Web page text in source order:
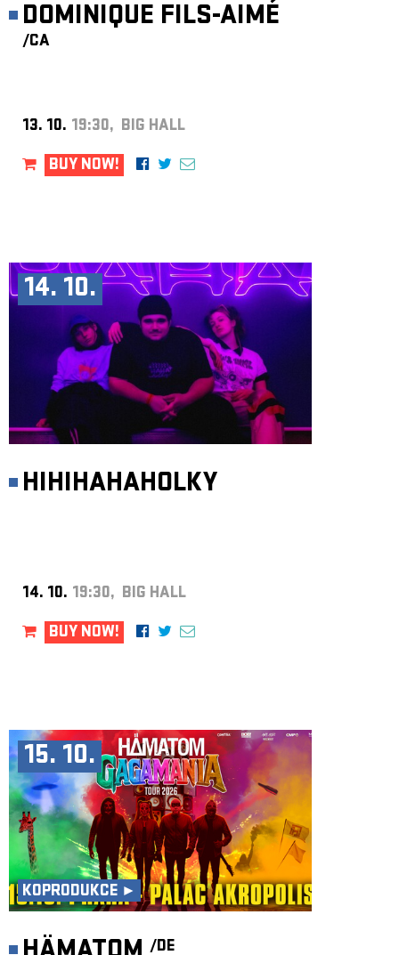
DOMINIQUE FILS-AIMÉ
/CA
13. 10. 19:30, BIG HALL
BUY NOW!
14. 10.
HIHIHAHAHOLKY
14. 10. 19:30, BIG HALL
BUY NOW!
15. 10.
KOPRODUKCE ►
/DE